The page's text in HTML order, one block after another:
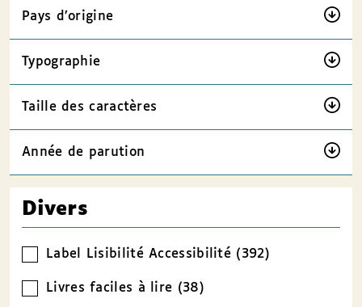
Pays d’origine
Typographie
Taille des caractères
Année de parution
Divers
Label Lisibilité Accessibilité (392)
Livres faciles à lire (38)